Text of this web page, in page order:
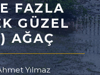
FAZLA
GÜZEL
AĞAÇ
Yılmaz